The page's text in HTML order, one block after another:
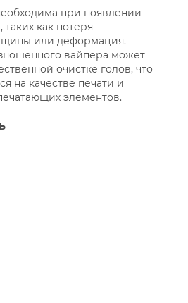
при появлении
таких как потеря
или деформация.
вайпера может
очистке голов, что
на качестве печати и
элементов.